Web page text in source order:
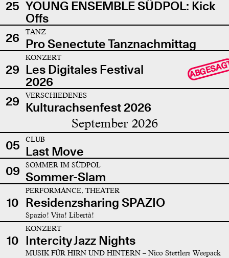
25 YOUNG ENSEMBLE SÜDPOL: Kick
Offs
26
TANZ
Pro Senectute Tanznachmittag
29
KONZERT
Les Digitales Festival
2026
29 VERSCHIEDENES
Kulturachsenfest 2026
September 2026
05 CLUB
Last Move
09
SOMMER IM SÜDPOL
Sommer-Slam
10
PERFORMANCE, THEATER
Residenzsharing SPAZIO
Spazio! Vita! Libertà!
10
KONZERT
Intercity Jazz Nights
MUSIK FÜR HIRN UND HINTERN – Nico Stettlers Weepack